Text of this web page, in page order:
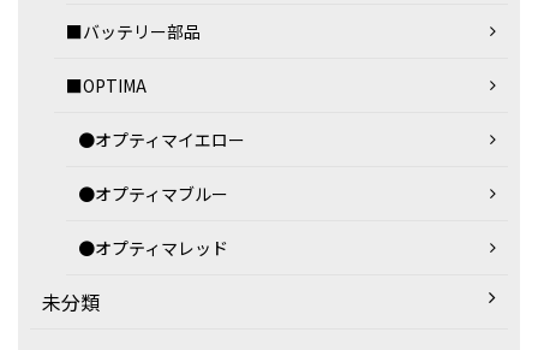
■バッテリー部品
■OPTIMA
●オプティマイエロー
●オプティマブルー
●オプティマレッド
未分類